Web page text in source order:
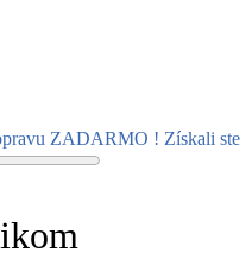
ZADARMO ! Získali ste